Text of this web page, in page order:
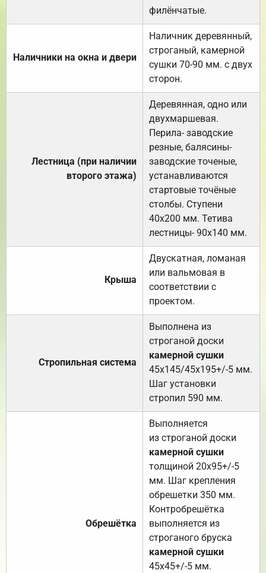
филёнчатые.
Наличники на окна и двери
Наличник деревянный,
строганый, камерной
сушки 70-90 мм. с двух
сторон.
Лестница (при наличии
второго этажа)
Деревянная, одно или
двухмаршевая.
Перила- заводские
резные, балясины-
заводские точеные,
устанавливаются
стартовые точёные
столбы. Ступени
40х200 мм. Тетива
лестницы- 90х140 мм.
Крыша
Двускатная, ломаная
или вальмовая в
соответствии с
проектом.
Стропильная система
Выполнена из
строганой доски
камерной сушки
45х145/45х195+/-5 мм.
Шаг установки
стропил 590 мм.
Обрешётка
Выполняется
из строганой доски
камерной сушки
толщиной 20х95+/-5
мм. Шаг крепления
обрешетки 350 мм.
Контробрешётка
выполняется из
строганого бруска
камерной сушки
45х45+/-5 мм.